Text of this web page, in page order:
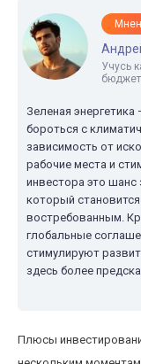
Учусь
Зеленая
бороться с
зависимость от
рабочие места и
инвестора это шанс
который
востребованным.
глобальные
стимулируют
здесь более
Плюсы